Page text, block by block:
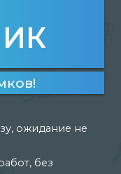
ожидание не
без